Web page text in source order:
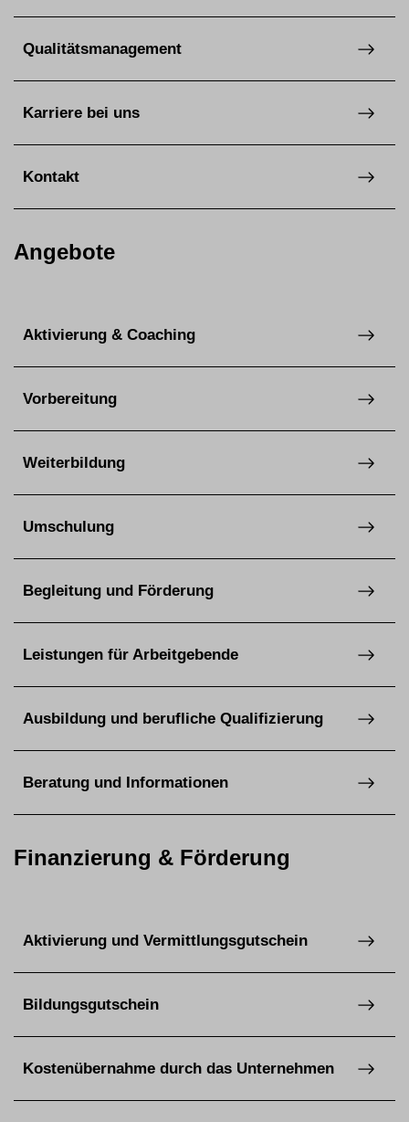
Qualitätsmanagement
Karriere bei uns
Kontakt
Angebote
Aktivierung & Coaching
Vorbereitung
Weiterbildung
Umschulung
Begleitung und Förderung
Leistungen für Arbeitgebende
Ausbildung und berufliche Qualifizierung
Beratung und Informationen
Finanzierung & Förderung
Aktivierung und Vermittlungsgutschein
Bildungsgutschein
Kostenübernahme durch das Unternehmen